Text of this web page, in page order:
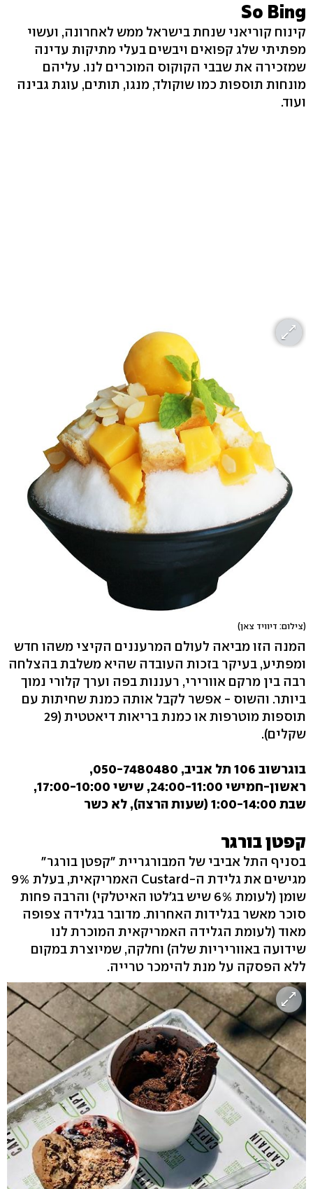
So Bing
קינוח קוריאני שנחת בישראל ממש לאחרונה, ועשוי
מפתיתי שלג קפואים ויבשים בעלי מתיקות עדינה
שמזכירה את שבבי הקוקוס המוכרים לנו. עליהם
מונחות תוספות כמו שוקולד, מנגו, תותים, עוגת גבינה
ועוד.
(צילום: דיוויד צאן)
המנה הזו מביאה לעולם המרעננים הקיצי משהו חדש
ומפתיע, בעיקר בזכות העובדה שהיא משלבת בהצלחה
רבה בין מרקם אוורירי, רעננות בפה וערך קלורי נמוך
ביותר. והשוס - אפשר לקבל אותה כמנת שחיתות עם
תוספות מוטרפות או כמנת בריאות דיאטטית (29
שקלים).
בוגרשוב 106 תל אביב, 050-7480480,
ראשון-חמישי 24:00-11:00, שישי 17:00-10:00,
שבת 1:00-14:00 (שעות הרצה), לא כשר
קפטן בורגר
בסניף התל אביבי של המבורגריית "קפטן בורגר"
מגישים את גלידת ה-Custard האמריקאית, בעלת 9%
שומן (לעומת 6% שיש בג'לטו האיטלקי) והרבה פחות
סוכר מאשר בגלידות האחרות. מדובר בגלידה צפופה
מאוד (לעומת הגלידה האמריקאית המוכרת לנו
שידועה באווריריות שלה) וחלקה, שמיוצרת במקום
ללא הפסקה על מנת להימכר טרייה.